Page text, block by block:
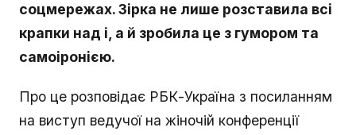
соцмережах. Зірка не лише розставила всі
крапки над і, а й зробила це з гумором та
самоіронією.
Про це розповідає РБК-Україна з посиланням
на виступ ведучої на жіночій конференції